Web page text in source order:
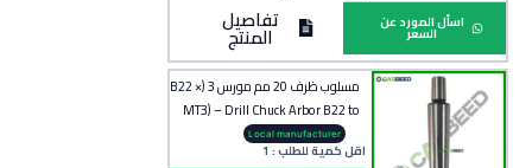
اسأل المورد عن
السعر تفاصيل
المنتج
مسلوب ظرف 20 مم مورس 3 (B22 ×
MT3) – Drill Chuck Arbor B22 to
MT3
Local manufacturer
اقل كمية للطلب : 1